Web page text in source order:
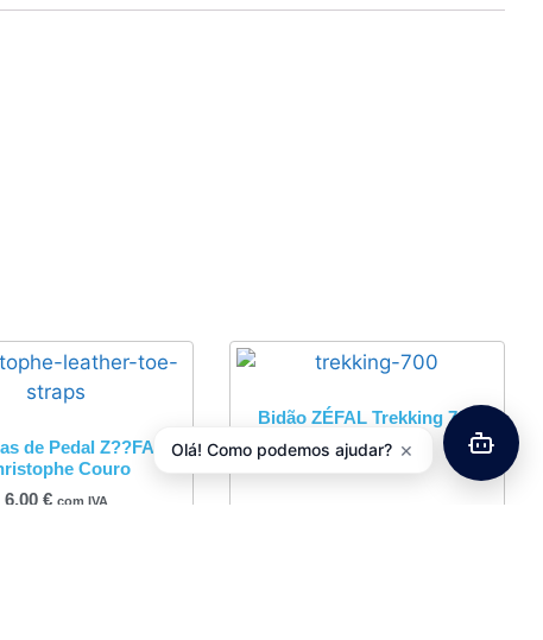
de Pedal Z??FAL
Couro
6,00 € com IVA
Bidão ZÉFAL Trekking 700
11,50€ com IVA
Olá! Como podemos ajudar? ×